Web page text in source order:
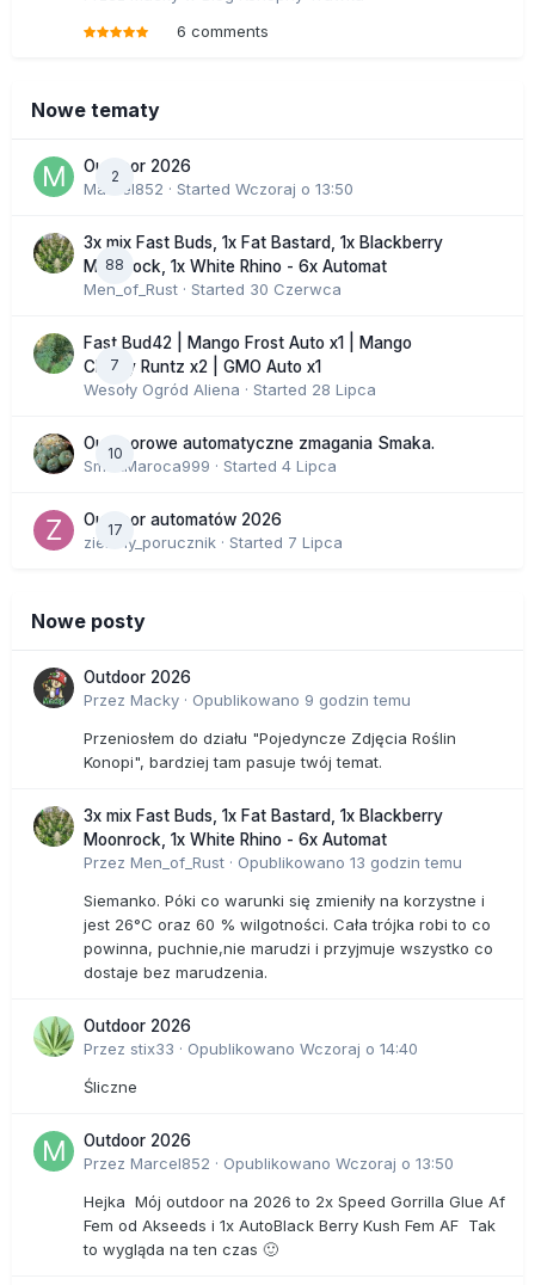
6 comments
Nowe tematy
2
Outdoor 2026
Marcel852 · Started Wczoraj o 13:50
88
3x mix Fast Buds, 1x Fat Bastard, 1x Blackberry
Moonrock, 1x White Rhino - 6x Automat
Men_of_Rust · Started 30 Czerwca
7
Fast Bud42 | Mango Frost Auto x1 | Mango
Cherry Runtz x2 | GMO Auto x1
Wesoły Ogród Aliena · Started 28 Lipca
10
Outdoorowe automatyczne zmagania Smaka.
SmakMaroca999 · Started 4 Lipca
17
Outdoor automatów 2026
zielony_porucznik · Started 7 Lipca
Nowe posty
Outdoor 2026
Przez Macky · Opublikowano 9 godzin temu
Przeniosłem do działu "Pojedyncze Zdjęcia Roślin
Konopi", bardziej tam pasuje twój temat.
3x mix Fast Buds, 1x Fat Bastard, 1x Blackberry
Moonrock, 1x White Rhino - 6x Automat
Przez Men_of_Rust · Opublikowano 13 godzin temu
Siemanko. Póki co warunki się zmieniły na korzystne i
jest 26°C oraz 60 % wilgotności. Cała trójka robi to co
powinna, puchnie,nie marudzi i przyjmuje wszystko co
dostaje bez marudzenia.
Outdoor 2026
Przez stix33 · Opublikowano Wczoraj o 14:40
Śliczne
Outdoor 2026
Przez Marcel852 · Opublikowano Wczoraj o 13:50
Hejka Mój outdoor na 2026 to 2x Speed Gorrilla Glue Af
Fem od Akseeds i 1x AutoBlack Berry Kush Fem AF Tak
to wygląda na ten czas 🙂